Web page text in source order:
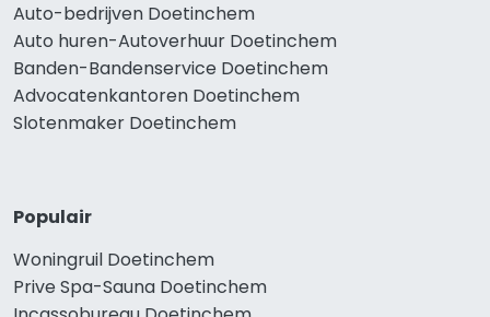
Auto-bedrijven Doetinchem
Auto huren-Autoverhuur Doetinchem
Banden-Bandenservice Doetinchem
Advocatenkantoren Doetinchem
Slotenmaker Doetinchem
Populair
Woningruil Doetinchem
Prive Spa-Sauna Doetinchem